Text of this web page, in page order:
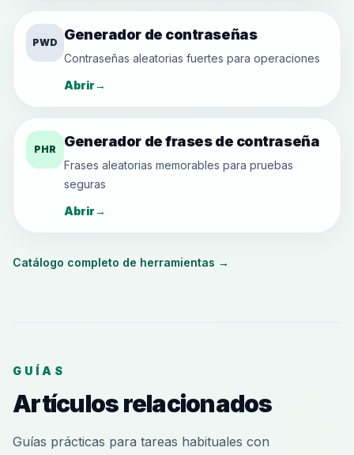
PWD Generador de contraseñas
Contraseñas aleatorias fuertes para operaciones
Abrir→
PHR Generador de frases de contraseña
Frases aleatorias memorables para pruebas
seguras
Abrir→
Catálogo completo de herramientas →
GUÍAS
Artículos relacionados
Guías prácticas para tareas habituales con